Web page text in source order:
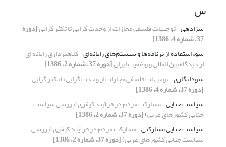
س
سزادهی توجیهات فلسفی مجازات از وحدت گرایی تا تکثر گرایی[دوره
37، شماره 4، 1386]
سوء‌استفاده از برنامه‌ها و سیستم‌های رایانه‌ای کلاهبرداری رایانه ای
از دیدگاه بین المللی و وضعیت ایران[دوره 37، شماره 2، 1386]
سودانگاری توجیهات فلسفی مجازات از وحدت گرایی تا تکثر گرایی
[دوره 37، شماره 4، 1386]
سیاست جنایی مشارکت مردم در فرآیند کیفری (بررسی سیاست
جنایی کشورهای غربی)[دوره 37، شماره 2، 1386]
سیاست جنایی مشارکتی مشارکت مردم در فرآیند کیفری (بررسی
سیاست جنایی کشورهای غربی)[دوره 37، شماره 2، 1386]